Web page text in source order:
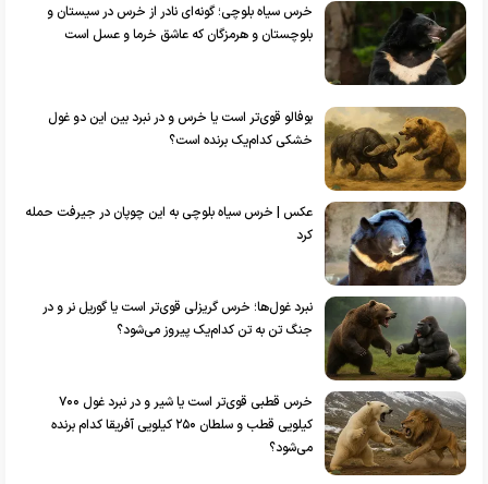
خرس سیاه بلوچی؛ گونه‌ای نادر از خرس در سیستان و
بلوچستان و هرمزگان که عاشق خرما و عسل است
بوفالو قوی‌تر است یا خرس و در نبرد بین این دو غول
خشکی کدام‌یک برنده است؟
عکس | خرس سیاه بلوچی به این چوپان در جیرفت حمله
کرد
نبرد غول‌ها؛ خرس گریزلی قوی‌تر است یا گوریل نر و در
جنگ تن به تن کدام‌یک پیروز می‌شود؟
خرس قطبی قوی‌تر است یا شیر و در نبرد غول ۷۰۰
کیلویی قطب و سلطان ۲۵۰ کیلویی آفریقا کدام برنده
می‌شود؟